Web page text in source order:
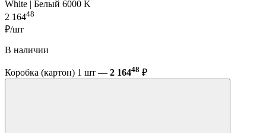
White | Белый 6000 K
2 16448
₽/шт
В наличии
Коробка (картон) 1 шт — 2 16448 ₽